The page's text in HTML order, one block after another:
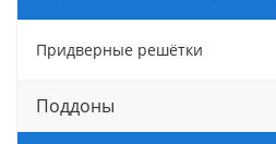
Придверные решётки
Поддоны